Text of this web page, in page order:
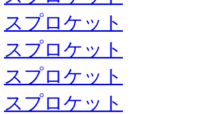
スプロケット
スプロケット
スプロケット
スプロケット